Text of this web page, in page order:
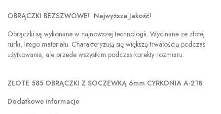
OBRĄCZKI BEZSZWOWE! Najwyższa Jakość!
Obrączki są wykonane w najnowszej technologii. Wycinane ze złotej
rurki, litego materiału. Charakteryzują się większą trwałością podczas
użytkowania, ale przede wszystkim podczas korekty rozmiaru.
ZŁOTE 585 OBRĄCZKI Z SOCZEWKĄ 6mm CYRKONIA A-218
Dodatkowe informacje